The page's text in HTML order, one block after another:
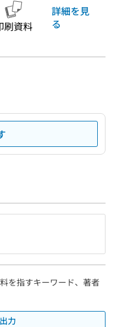
刷資料
詳細を見
る
を指すキーワード、著者
力